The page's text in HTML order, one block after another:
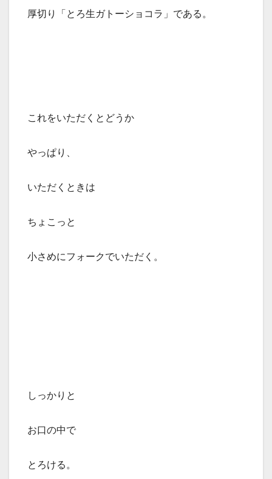
厚切り「とろ生ガトーショコラ」である。
これをいただくとどうか
やっぱり、
いただくときは
ちょこっと
小さめにフォークでいただく。
しっかりと
お口の中で
とろける。